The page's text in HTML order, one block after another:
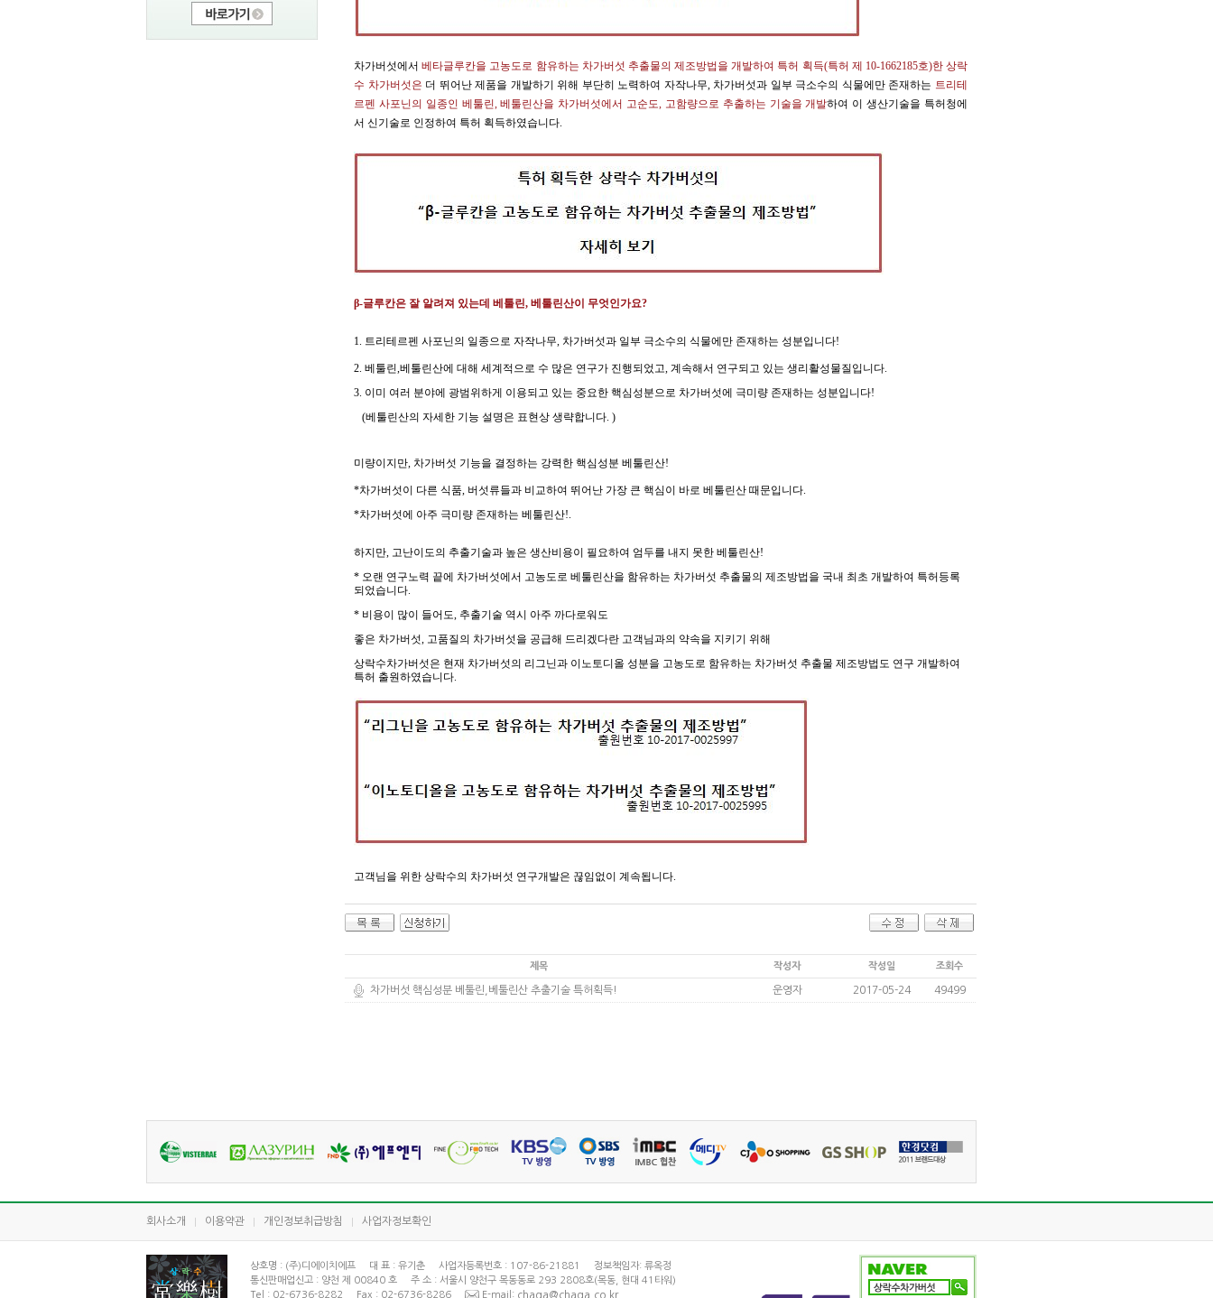
차가버섯에서베타글루칸을 고농도로 함유하는 차가버섯 추출물의 제조방법을 개발하여 특허 획득(특허 제 10-1662185호)한 상락
수 차가버섯은 더 뛰어난 제품을 개발하기 위해 부단히 노력하여 자작나무, 차가버섯과 일부 극소수의 식물에만 존재하는 트리테
르펜 사포닌의 일종인 베툴린, 베툴린산을 차가버섯에서 고순도, 고함량으로 추출하는 기술을 개발하여 이 생산기술을 특허청에
서 신기술로 인정하여 특허 획득하였습니다.
β-글루칸은 잘 알려져 있는데 베툴린, 베툴린산이 무엇인가요?
1. 트리테르펜 사포닌의 일종으로 자작나무, 차가버섯과 일부 극소수의 식물에만 존재하는 성분입니다!
2. 베툴린,베툴린산에 대해 세계적으로 수 많은 연구가 진행되었고, 계속해서 연구되고 있는 생리활성물질입니다.
3. 이미 여러 분야에 광범위하게 이용되고 있는 중요한 핵심성분으로 차가버섯에 극미량 존재하는 성분입니다!
(베툴린산의 자세한 기능 설명은 표현상 생략합니다. )
미량이지만, 차가버섯 기능을 결정하는 강력한 핵심성분 베툴린산!
*차가버섯이 다른 식품, 버섯류들과 비교하여 뛰어난 가장 큰 핵심이 바로 베툴린산 때문입니다.
*차가버섯에 아주 극미량 존재하는 베툴린산!.
하지만, 고난이도의 추출기술과 높은 생산비용이 필요하여 엄두를 내지 못한 베툴린산!
* 오랜 연구노력 끝에 차가버섯에서 고농도로 베툴린산을 함유하는 차가버섯 추출물의 제조방법을 국내 최초 개발하여 특허등록
되었습니다.
* 비용이 많이 들어도, 추출기술 역시 아주 까다로워도
좋은 차가버섯, 고품질의 차가버섯을 공급해 드리겠다란 고객님과의 약속을 지키기 위해
상락수차가버섯은 현재 차가버섯의 리그닌과 이노토디올 성분을 고농도로 함유하는 차가버섯 추출물 제조방법도 연구 개발하여
특허 출원하였습니다.
고객님을 위한 상락수의 차가버섯 연구개발은 끊임없이 계속됩니다.
제목 작성자 작성일 조회수
차가버섯 핵심성분 베툴린,베툴린산 추출기술 특허획득! 운영자 2017-05-24 49499
회사소개 이용약관 개인정보취급방침 사업자정보확인
상호명 : (주)디에이치에프 대 표 : 유기춘 사업자등록번호 : 107-86-21881 정보책임자: 류옥정
통신판매업신고 : 양천 제 00840 호 주 소 : 서울시 양천구 목동동로 293 2808호(목동, 현대 41타워)
Tel : 02-6736-8282 Fax : 02-6736-8286
E-mail: chaga@chaga.co.kr